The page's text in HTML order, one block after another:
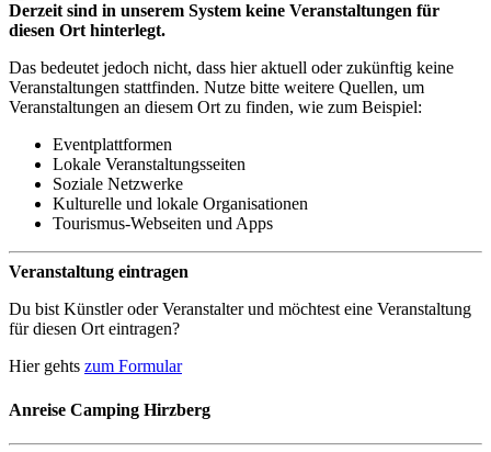
Derzeit sind in unserem System keine Veranstaltungen für
diesen Ort hinterlegt.
Das bedeutet jedoch nicht, dass hier aktuell oder zukünftig keine
Veranstaltungen stattfinden. Nutze bitte weitere Quellen, um
Veranstaltungen an diesem Ort zu finden, wie zum Beispiel:
Eventplattformen
Lokale Veranstaltungsseiten
Soziale Netzwerke
Kulturelle und lokale Organisationen
Tourismus-Webseiten und Apps
Veranstaltung eintragen
Du bist Künstler oder Veranstalter und möchtest eine Veranstaltung
für diesen Ort eintragen?
Hier gehts zum Formular
Anreise Camping Hirzberg